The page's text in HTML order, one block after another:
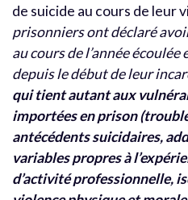
de suicide au cours de leur
prisonniers ont déclaré
au cours de l’année
depuis le début de leur
qui tient autant aux
importées en prison
antécédents suicidaires,
variables propres à
d’activité professionnelle,